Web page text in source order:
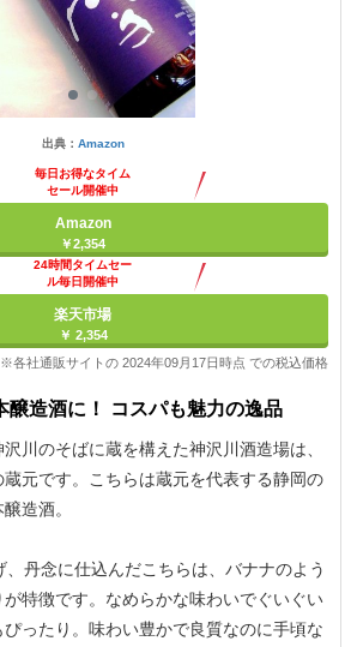
出典： Amazon
毎日お得なタイム
セール開催中
Amazon
￥2,354
24時間タイムセー
ル毎日開催中
楽天市場
￥ 2,354
※各社通販サイトの 2024年09月17日時点 での税込価格
醸造酒に！ コスパも魅力の逸品
川のそばに蔵を構えた神沢川酒造場は、
元です。こちらは蔵元を代表する静岡の
造酒。
丹念に仕込んだこちらは、バナナのよう
特徴です。なめらかな味わいでぐいぐい
ったり。味わい豊かで良質なのに手頃な